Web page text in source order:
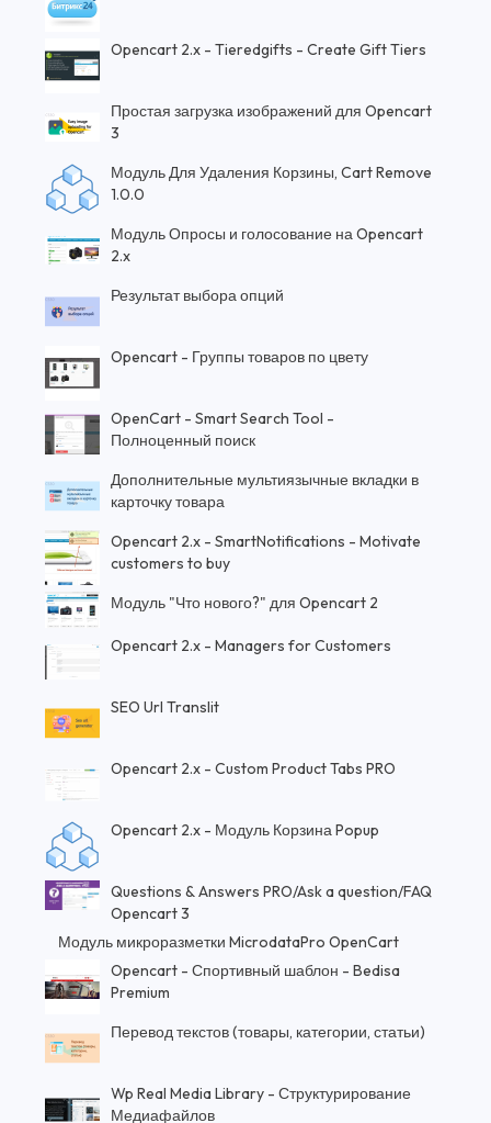
Opencart 2.x - Tieredgifts - Create Gift Tiers
Простая загрузка изображений для Opencart
3
Модуль Для Удаления Корзины, Cart Remove
1.0.0
Модуль Опросы и голосование на Opencart
2.x
Результат выбора опций
Opencart - Группы товаров по цвету
OpenCart - Smart Search Tool -
Полноценный поиск
Дополнительные мультиязычные вкладки в
карточку товара
Opencart 2.x - SmartNotifications - Motivate
customers to buy
Модуль "Что нового?" для Opencart 2
Opencart 2.x - Managers for Customers
SEO Url Translit
Opencart 2.x - Custom Product Tabs PRO
Opencart 2.x - Модуль Корзина Popup
Questions & Answers PRO/Ask a question/FAQ
Opencart 3
Модуль микроразметки MicrodataPro OpenCart
Opencart - Спортивный шаблон - Bedisa
Premium
Перевод текстов (товары, категории, статьи)
Wp Real Media Library - Структурирование
Медиафайлов